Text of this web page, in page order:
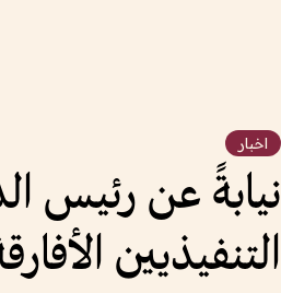
اخبار
نيابةً عن رئيس
التنفيذيين الأفارقة 2026 في